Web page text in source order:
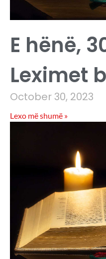
E hënë,
Leximet
October 30, 2023
Lexo më shumë »